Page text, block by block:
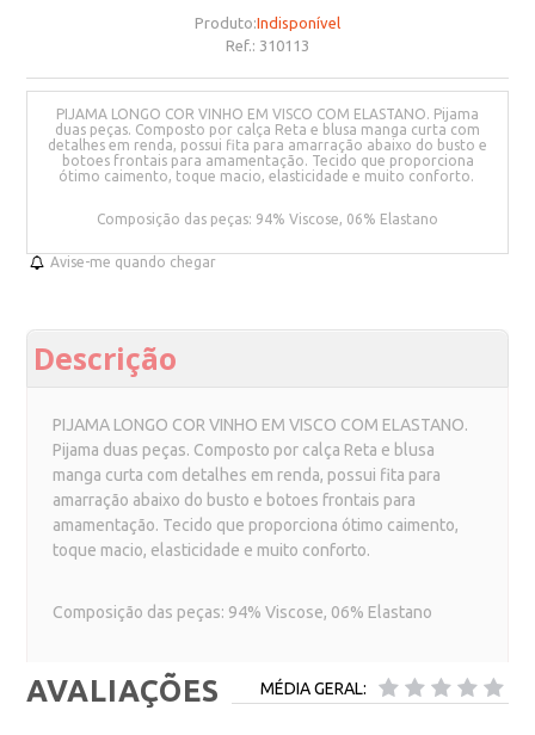
Produto:Indisponível
Ref.: 310113
PIJAMA LONGO COR VINHO EM VISCO COM ELASTANO. Pijama
duas peças. Composto por calça Reta e blusa manga curta com
detalhes em renda, possui fita para amarração abaixo do busto e
botoes frontais para amamentação. Tecido que proporciona
ótimo caimento, toque macio, elasticidade e muito conforto.
Composição das peças: 94% Viscose, 06% Elastano
Avise-me quando chegar
Descrição
PIJAMA LONGO COR VINHO EM VISCO COM ELASTANO.
Pijama duas peças. Composto por calça Reta e blusa
manga curta com detalhes em renda, possui fita para
amarração abaixo do busto e botoes frontais para
amamentação. Tecido que proporciona ótimo caimento,
toque macio, elasticidade e muito conforto.
Composição das peças: 94% Viscose, 06% Elastano
AVALIAÇÕES MÉDIA GERAL: